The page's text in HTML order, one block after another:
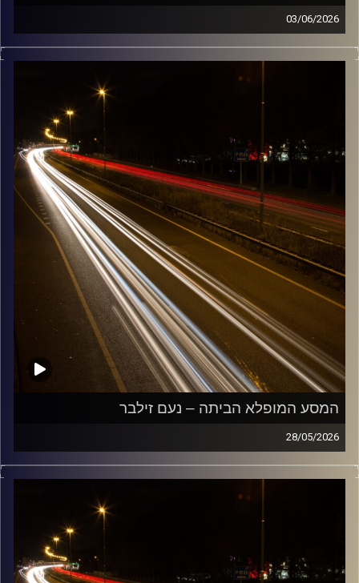
03/06/2026
מוזיקה שתלווה אותנו אחרי יום עבודה ארוך ותחזיר אותנו
הביתה בשלום עם נועה טרייטל
קרדיט תמונות:
המסע המופלא הביתה – נעם זילבר
28/05/2026
מוזיקה שתלווה אותנו אחרי יום עבודה ארוך ותחזיר אותנו
הביתה בשלום עם נעם זילבר
קרדיט תמונות: